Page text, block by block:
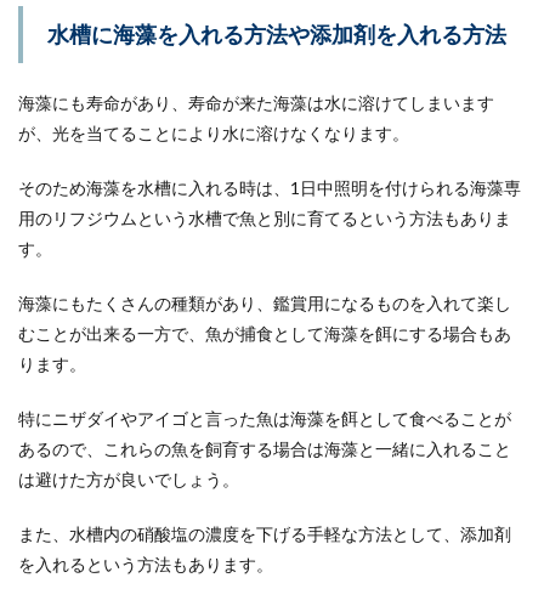
水槽に海藻を入れる方法や添加剤を入れる方法
海藻にも寿命があり、寿命が来た海藻は水に溶けてしまいます
が、光を当てることにより水に溶けなくなります。
そのため海藻を水槽に入れる時は、1日中照明を付けられる海藻専
用のリフジウムという水槽で魚と別に育てるという方法もありま
す。
海藻にもたくさんの種類があり、鑑賞用になるものを入れて楽し
むことが出来る一方で、魚が捕食として海藻を餌にする場合もあ
ります。
特にニザダイやアイゴと言った魚は海藻を餌として食べることが
あるので、これらの魚を飼育する場合は海藻と一緒に入れること
は避けた方が良いでしょう。
また、水槽内の硝酸塩の濃度を下げる手軽な方法として、添加剤
を入れるという方法もあります。